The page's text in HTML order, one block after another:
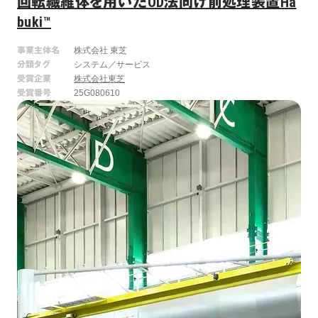
buki™
事業主体名
株式会社 東芝
分類タグ
システム／サービス
受賞企業
株式会社東芝
受賞番号
25G080610